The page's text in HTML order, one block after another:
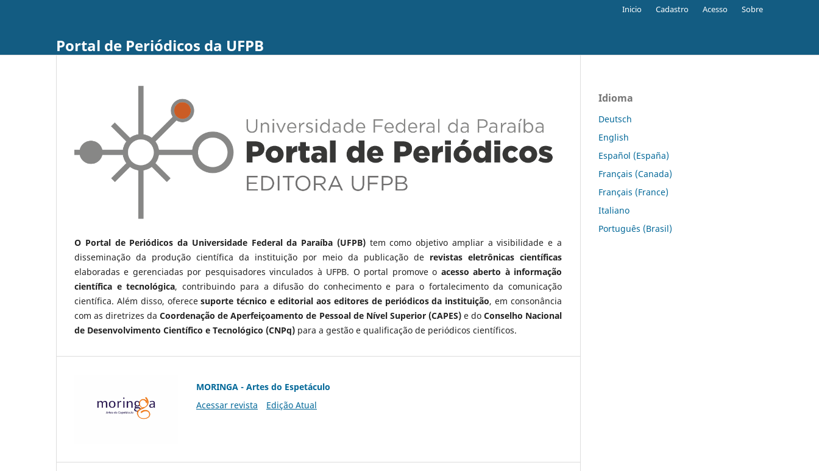
Portal de Periódicos da UFPB
Inicio Cadastro Acesso Sobre
O Portal de Periódicos da Universidade Federal da Paraíba (UFPB)tem como objetivo ampliar a visibilidade e a
disseminação da produção científica da instituição por meio da publicação de revistas eletrônicas científicas
elaboradas e gerenciadas por pesquisadores vinculados à UFPB. O portal promove o acesso aberto à informação
científica e tecnológica, contribuindo para a difusão do conhecimento e para o fortalecimento da comunicação
científica. Além disso, oferecesuporte técnico e editorial aos editores de periódicos da instituição, em consonância
com as diretrizes daCoordenação de Aperfeiçoamento de Pessoal de Nível Superior (CAPES)e do Conselho Nacional
de Desenvolvimento Científico e Tecnológico (CNPq) para a gestão e qualificação de periódicos científicos.
MORINGA - Artes do Espetáculo
Acessar revista
Edição Atual
Idioma
Deutsch
English
Español (España)
Français (Canada)
Français (France)
Italiano
Português (Brasil)